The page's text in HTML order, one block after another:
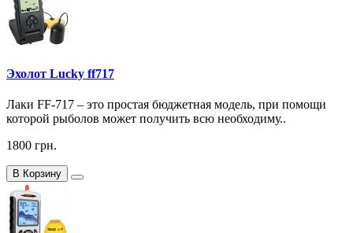
Эхолот Lucky ff717
Лаки FF-717 – это простая бюджетная модель, при помощи
которой рыболов может получить всю необходиму..
1800 грн.
В Корзину